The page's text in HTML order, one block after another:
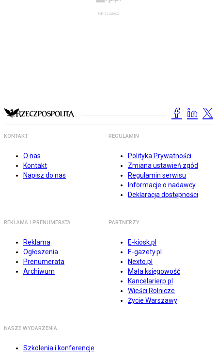
KONTAKT
O nas
Kontakt
Napisz do nas
REGULAMIN
Polityka Prywatności
Zmiana ustawień zgód
Regulamin serwisu
Informacje o nadawcy
Deklaracja dostępności
REKLAMA I PRENUMERATA
Reklama
Ogłoszenia
Prenumerata
Archiwum
PARTNERZY
E-kiosk.pl
E-gazety.pl
Nexto.pl
Mała księgowość
Kancelarierp.pl
Wieści Rolnicze
Życie Warszawy
NASZE WYDARZENIA
Szkolenia i konferencje